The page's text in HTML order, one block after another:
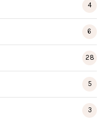
4
6
28
5
3